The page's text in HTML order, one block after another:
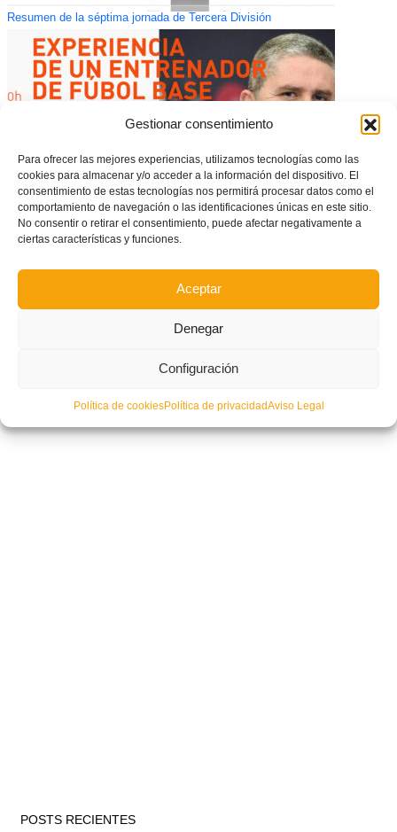
Gestionar consentimiento
Para ofrecer las mejores experiencias, utilizamos tecnologías como las
cookies para almacenar y/o acceder a la información del dispositivo. El
consentimiento de estas tecnologías nos permitirá procesar datos como el
comportamiento de navegación o las identificaciones únicas en este sitio.
No consentir o retirar el consentimiento, puede afectar negativamente a
ciertas características y funciones.
Aceptar
Denegar
Configuración
Política de cookiesPolítica de privacidadAviso Legal
Resumen de la séptima jornada de Tercera División
Juan Carlos Garrido relatará su experiencia profesional en Jornadas de
POSTS RECIENTES